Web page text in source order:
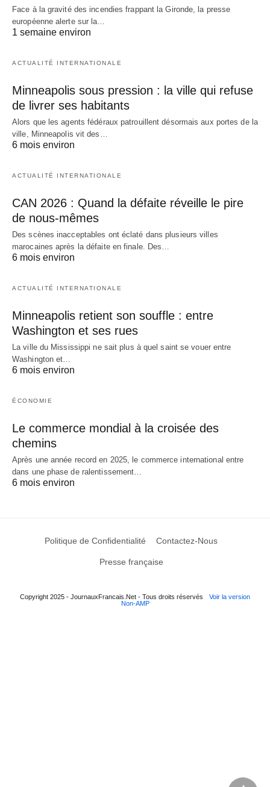
Face à la gravité des incendies frappant la Gironde, la presse
européenne alerte sur la…
1 semaine environ
ACTUALITÉ INTERNATIONALE
Minneapolis sous pression : la ville qui refuse
de livrer ses habitants
Alors que les agents fédéraux patrouillent désormais aux portes de la
ville, Minneapolis vit des…
6 mois environ
ACTUALITÉ INTERNATIONALE
CAN 2026 : Quand la défaite réveille le pire
de nous-mêmes
Des scènes inacceptables ont éclaté dans plusieurs villes
marocaines après la défaite en finale. Des…
6 mois environ
ACTUALITÉ INTERNATIONALE
Minneapolis retient son souffle : entre
Washington et ses rues
La ville du Mississippi ne sait plus à quel saint se vouer entre
Washington et…
6 mois environ
ÉCONOMIE
Le commerce mondial à la croisée des
chemins
Après une année record en 2025, le commerce international entre
dans une phase de ralentissement…
6 mois environ
Politique de Confidentialité Contactez-Nous
Presse française
Copyright 2025 - JournauxFrancais.Net - Tous droits réservés
Voir la version
Non-AMP